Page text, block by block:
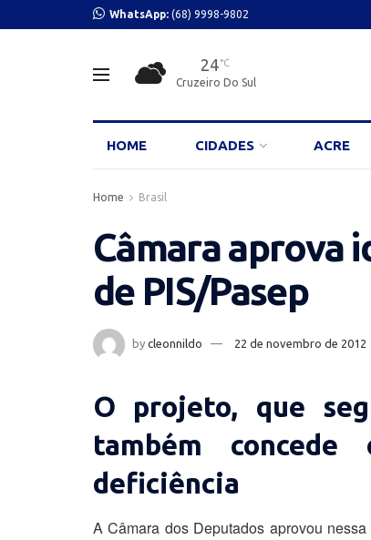
WhatsApp: (68) 9998-9802
24 °C
Cruzeiro Do Sul
HOME CIDADES ACRE
Home Brasil
Câmara aprova
de PIS/Pasep
by cleonnildo 22 de novembro de 2012
O projeto, que
também
deficiência
A Câmara dos Deputados aprovou